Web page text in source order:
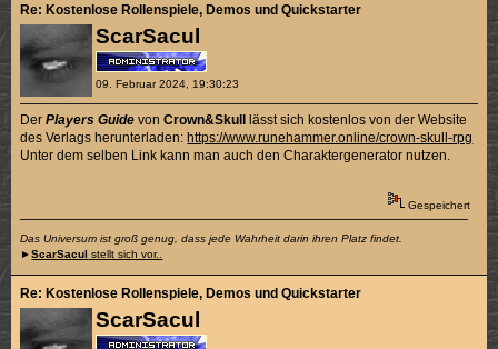
ScarSacul
09. Februar 2024, 19:30:23
Re: Kostenlose Rollenspiele, Demos und Quickstarter
DerPlayers Guide vonCrown&Skull
lässt sich kostenlos von der Website
des Verlags herunterladen: https://www.runehammer.online/crown-skull-rpg
Unter dem selben Link kann man auch den Charaktergenerator nutzen.
Gespeichert
Das Universum ist groß genug, dass jede Wahrheit darin ihren Platz findet.
►ScarSacul stellt sich vor..
ScarSacul
Re: Kostenlose Rollenspiele, Demos und Quickstarter